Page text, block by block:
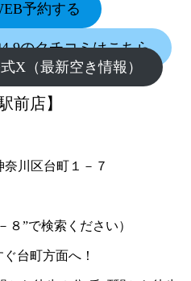
予約する
のクチコミはこちら
X（最新空き情報）
前店】
奈川区台町１－７
８”で検索ください）
台町方面へ！